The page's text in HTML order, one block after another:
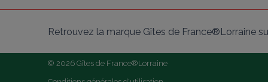
Retrouvez la marque Gîtes de France®Lorraine
© 2026 Gîtes de France®Lorraine